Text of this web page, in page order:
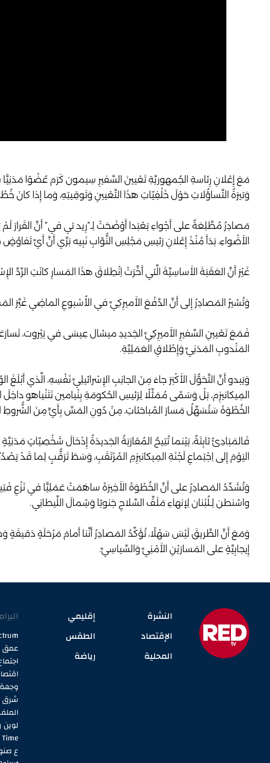
مَعَ إِعْلانِ رِئاسةِ الجُمهوريَّةِ تَعْيينَ السَّفيرِ سِيمون كَرَم عُضْوًا مَدَنِيًّا
وَتيرَةُ التَّساؤُلاتِ حَوْلَ خَلْفِيّاتِ هذَا التَّعْيينِ وَتَوقِيتِهِ، وَما إِذا
مَصادِرُ مُطَّلِعَةٌ على أَجْواءِ بَعْبَدا أَوْضَحَتْ لِـ”رِيد تي في” أَنَّ
الأَضْواءِ، بَدَأَ مُنْذَ إِعْلانِ رَئيسِ مَجْلِسِ النُّوّابِ نَبِيه بَرِّي أَنَّ أَيَّ تَفاوُضٍ
غَيْرَ أَنَّ العَقَبَةَ الأَساسِيَّةَ الَّتي أَخَّرَتْ اِنْطِلاقَ هذَا المَسارِ كانَتِ الرَّدَّ
وَتُشيرُ المَصادِرُ إِلى أَنَّ الدَّفْعَ الأَميرِكِيَّ في الأُسْبوعِ الماضِي غَيَّرَ
فَمَعَ تَعْيينِ السَّفيرِ الأَميرِكِيِّ الجَديدِ ميشال عِيسَى في بَيْروت،
المَنْدوبِ المَدَنِيِّ وَإِطْلاقِ العَمَلِيَّةِ.
وَيَبدو أَنَّ التَّحَوُّلَ الأَكْبَرَ جاءَ مِنَ الجانِبِ الإِسْرائيلِيِّ نَفْسِهِ، الَّذي
المِيكانيزِم، بَلْ وَسَمّى مُمَثِّلًا لِرَئيسِ الحُكومَةِ بِنْيامين نَتَنْياهو
الخُطْوَةَ سَتُسَهِّلُ مَسارَ المُباحَثاتِ، مِنْ دُونِ المَسِّ بِأَيٍّ مِنَ الشُّروطِ
فَالمَبَادِئُ ثابِتَةٌ، بَيْنما تُتِيحُ المُقارَبَةُ الجَديدَةُ إِدْخالَ شَخْصِيّاتٍ
اليَوْمَ إِلى اِجْتِماعِ لَجْنَةِ المِيكانيزِمِ المُرْتَقَبِ، وَسَطَ تَرَقُّبٍ لِما قَدْ
وَتُشَدِّدُ المَصادِرُ على أَنَّ الخُطْوَةَ الأَخِيرَةَ ساهَمَتْ عَمَلِيًّا في نَزْعِ
واشنطن لِـلُبْنان لِإنهاءِ مَلَفِّ السِّلاحِ جَنوبًا وَشِمالَ اللِّيطانِي.
وَمَعَ أَنَّ الطَّريقَ لَيْسَ سَهْلًا، تُؤَكِّدُ المَصادِرُ أَنَّنا أَمامَ مَرْحَلَةٍ دَقيقَةٍ
إِيجابِيَّةٍ على المَسارَيْنِ الأَمْنِيِّ وَالسِّياسِيِّ.
النشرة
الإقتصاد
المحلية
إقليمي
الطقس
رياضة
عمق
اجتماع
اقتصاد
شرق
الملف
لوين
ع